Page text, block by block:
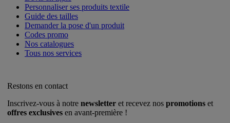
Personnaliser ses produits textile
Guide des tailles
Demander la pose d'un produit
Codes promo
Nos catalogues
Tous nos services
Restons en contact
Inscrivez-vous à notre newsletter et recevez nos promotions et
offres exclusives en avant-première !